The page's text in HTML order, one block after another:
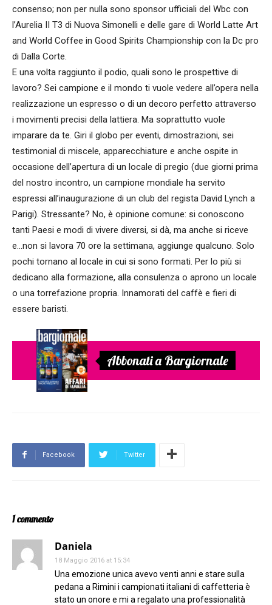
consenso; non per nulla sono sponsor ufficiali del Wbc con
l’Aurelia II T3 di Nuova Simonelli e delle gare di World Latte Art
and World Coffee in Good Spirits Championship con la Dc pro
di Dalla Corte.
E una volta raggiunto il podio, quali sono le prospettive di
lavoro? Sei campione e il mondo ti vuole vedere all’opera nella
realizzazione un espresso o di un decoro perfetto attraverso
i movimenti precisi della lattiera. Ma soprattutto vuole
imparare da te. Giri il globo per eventi, dimostrazioni, sei
testimonial di miscele, apparecchiature e anche ospite in
occasione dell’apertura di un locale di pregio (due giorni prima
del nostro incontro, un campione mondiale ha servito
espressi all’inaugurazione di un club del regista David Lynch a
Parigi). Stressante? No, è opinione comune: si conoscono
tanti Paesi e modi di vivere diversi, si dà, ma anche si riceve
e…non si lavora 70 ore la settimana, aggiunge qualcuno. Solo
pochi tornano al locale in cui si sono formati. Per lo più si
dedicano alla formazione, alla consulenza o aprono un locale
o una torrefazione propria. Innamorati del caffè e fieri di
essere baristi.
Abbonati a Bargiornale
Facebook Twitter
1 commento
Daniela
18 Maggio 2016 at 15:34
Una emozione unica avevo venti anni e stare sulla
pedana a Rimini i campionati italiani di caffetteria è
stato un onore e mi a regalato una professionalità